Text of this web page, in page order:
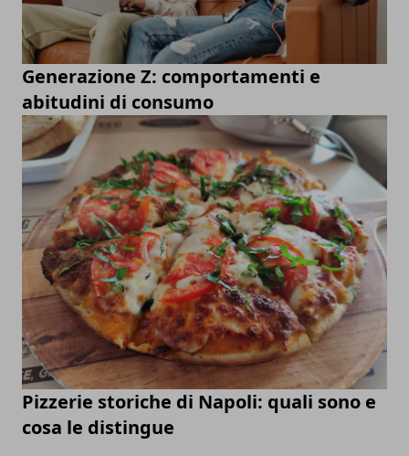
Generazione Z: comportamenti e
abitudini di consumo
Pizzerie storiche di Napoli: quali sono e
cosa le distingue